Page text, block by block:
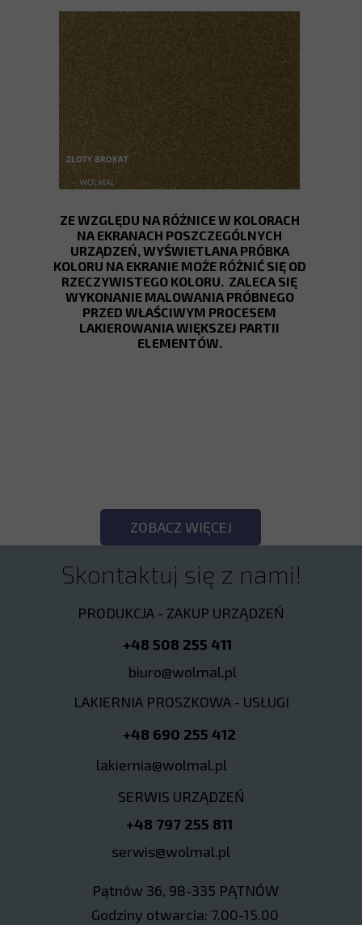
ZOBACZ WIĘCEJ
ZE WZGLĘDU NA RÓŻNICE W KOLORACH
NA EKRANACH POSZCZEGÓLNYCH
URZĄDZEŃ, WYŚWIETLANA PRÓBKA
KOLORU NA EKRANIE MOŻE RÓŻNIĆ SIĘ OD
RZECZYWISTEGO KOLORU. ZALECA SIĘ
WYKONANIE MALOWANIA PRÓBNEGO
PRZED WŁAŚCIWYM PROCESEM
LAKIEROWANIA WIĘKSZEJ PARTII
ELEMENTÓW.
Pątnów 36, 98-335 PĄTNÓW
Godziny otwarcia: 7.00-15.00
PRODUKCJA - ZAKUP URZĄDZEŃ
+48 508 255 411
biuro@wolmal.pl
LAKIERNIA PROSZKOWA - USŁUGI
+48 690 255 412
lakiernia@wolmal.pl
SERWIS URZĄDZEŃ
+48 797 255 811
serwis@wolmal.pl
Skontaktuj się z nami!